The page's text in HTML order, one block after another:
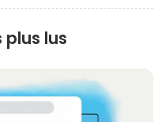
plus lus